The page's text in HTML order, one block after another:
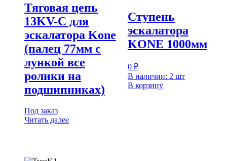
Тяговая цепь
13KV-C для
эскалатора Kone
(палец 77мм с
лункой все
ролики на
подшипниках)
Под заказ
Читать далее
Ступень
эскалатора
KONE 1000мм
0 ₽
В наличии: 2 шт
В корзину